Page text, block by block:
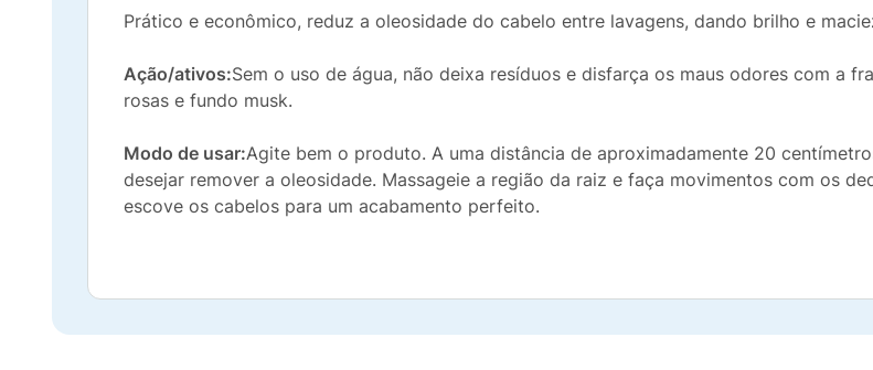
Prático e econômico, reduz a oleosidade do cabelo entre lavagens, dando brilho e
Ação/ativos:Sem o uso de água, não deixa resíduos e disfarça os maus odores com a
rosas e fundo musk.
Modo de usar:Agite bem o produto. A uma distância de aproximadamente 20
desejar remover a oleosidade. Massageie a região da raiz e faça movimentos com os
escove os cabelos para um acabamento perfeito.